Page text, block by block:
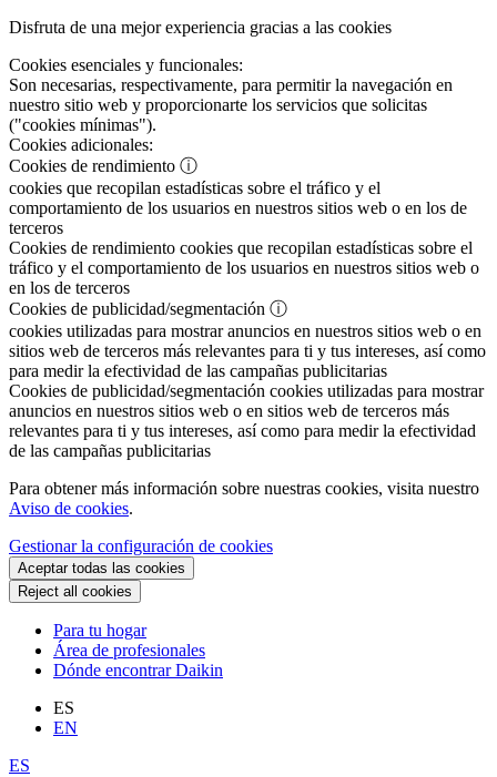
Disfruta de una mejor experiencia gracias a las cookies
Cookies esenciales y funcionales:
Son necesarias, respectivamente, para permitir la navegación en
nuestro sitio web y proporcionarte los servicios que solicitas
("cookies mínimas").
Cookies adicionales:
Cookies de rendimiento ⓘ
cookies que recopilan estadísticas sobre el tráfico y el
comportamiento de los usuarios en nuestros sitios web o en los de
terceros
Cookies de rendimiento cookies que recopilan estadísticas sobre el
tráfico y el comportamiento de los usuarios en nuestros sitios web o
en los de terceros
Cookies de publicidad/segmentación ⓘ
cookies utilizadas para mostrar anuncios en nuestros sitios web o en
sitios web de terceros más relevantes para ti y tus intereses, así como
para medir la efectividad de las campañas publicitarias
Cookies de publicidad/segmentación cookies utilizadas para mostrar
anuncios en nuestros sitios web o en sitios web de terceros más
relevantes para ti y tus intereses, así como para medir la efectividad
de las campañas publicitarias
Para obtener más información sobre nuestras cookies, visita nuestro
Aviso de cookies.
Gestionar la configuración de cookies
Aceptar todas las cookies
Reject all cookies
Para tu hogar
Área de profesionales
Dónde encontrar Daikin
ES
EN
ES